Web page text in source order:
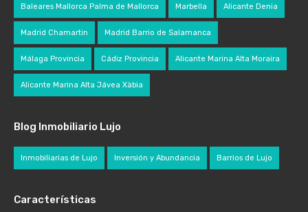
Baleares Mallorca Palma de Mallorca Marbella Alicante Denia
Madrid Chamartin Madrid Barrio de Salamanca
Málaga Provincia Cádiz Provincia Alicante Marina Alta Moraira
Alicante Marina Alta Jávea Xàbia
Blog Inmobiliario Lujo
Inmobiliarias de Lujo Inversión y Abundancia Barrios de Lujo
Características